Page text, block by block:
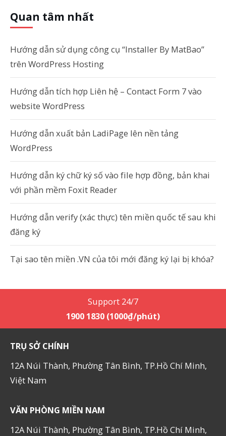
Quan tâm nhất
Hướng dẫn sử dụng công cụ “Installer By MatBao”
trên WordPress Hosting
Hướng dẫn tích hợp Liên hệ – Contact Form 7 vào
website WordPress
Hướng dẫn xuất bản LadiPage lên nền tảng
WordPress
Hướng dẫn ký chữ ký số vào file hợp đồng, bản khai
với phần mềm Foxit Reader
Hướng dẫn verify (xác thực) tên miền quốc tế sau khi
đăng ký
Tại sao tên miền .VN của tôi mới đăng ký lại bị khóa?
Support 24/7
1900 1830 (1000₫/phút)
TRỤ SỞ CHÍNH
12A Núi Thành, Phường Tân Bình, TP.Hồ Chí Minh,
Việt Nam
VĂN PHÒNG MIỀN NAM
12A Núi Thành, Phường Tân Bình, TP.Hồ Chí Minh,